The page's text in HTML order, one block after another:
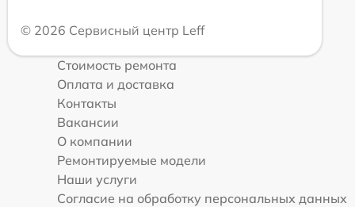
© 2026 Сервисный центр Leff
Стоимость ремонта
Оплата и доставка
Контакты
Вакансии
О компании
Ремонтируемые модели
Наши услуги
Согласие на обработку персональных данных